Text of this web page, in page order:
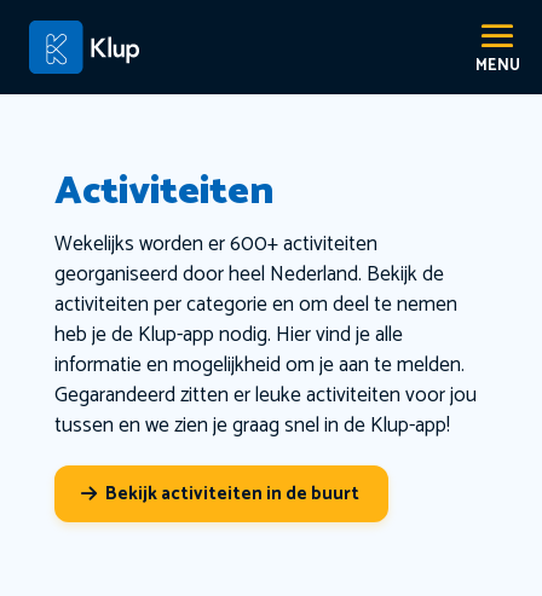
Activiteiten
Wekelijks worden er 600+ activiteiten
georganiseerd door heel Nederland. Bekijk de
activiteiten per categorie en om deel te nemen
heb je de Klup-app nodig. Hier vind je alle
informatie en mogelijkheid om je aan te melden.
Gegarandeerd zitten er leuke activiteiten voor jou
tussen en we zien je graag snel in de Klup-app!
Bekijk activiteiten in de buurt